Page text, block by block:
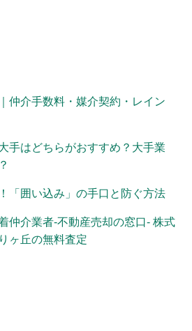
仲介手数料・媒介契約・レイン
手はどちらがおすすめ？大手業
「囲い込み」の手口と防ぐ方法
仲介業者-不動産売却の窓口- 株式
ヶ丘の無料査定